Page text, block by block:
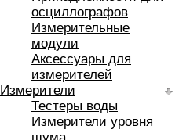
осциллографов
Измерительные
модули
Аксессуары для
измерителей
Измерители
Тестеры воды
Измерители уровня